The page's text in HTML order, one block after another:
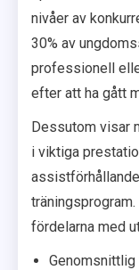
nivåer av
30% av
professionell
efter att ha gått
Dessutom visar
i viktiga
fördelarna med